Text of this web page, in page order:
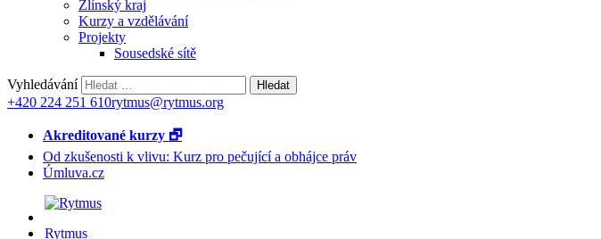
Zlínský kraj
Kurzy a vzdělávání
Projekty
Sousedské sítě
Vyhledávání
+420 224 251 610rytmus@rytmus.org
Akreditované kurzy 🗗
Od zkušenosti k vlivu: Kurz pro pečující a obhájce práv
Úmluva.cz
Rytmus